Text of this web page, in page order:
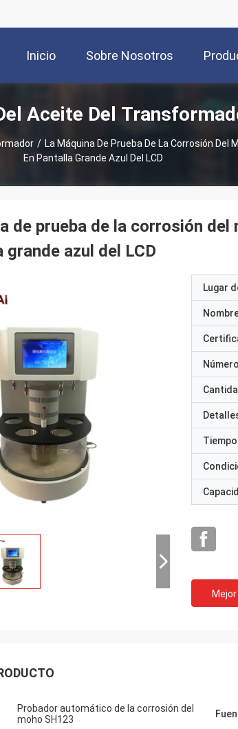
Inicio Sobre Nosotros
Aceite Del
/ La Máquina De Prueba De La Corrosión Del
En Pantalla Grande Azul Del LCD
de prueba de la corrosión
grande azul del LCD
Lugar
Probador automático de la corrosión del
moho SH123